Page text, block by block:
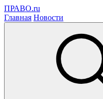
ПРАВО.ru
Главная Новости